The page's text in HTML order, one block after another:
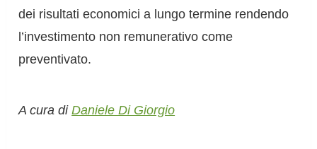
dei risultati economici a lungo termine rendendo
l’investimento non remunerativo come
preventivato.
A cura diDaniele Di Giorgio